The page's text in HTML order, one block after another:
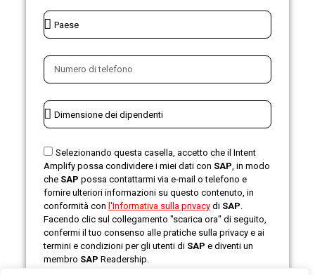
Selezionando questa casella, accetto che il Intent
Amplify possa condividere i miei dati con SAP, in modo
che SAP possa contattarmi via e-mail o telefono e
fornire ulteriori informazioni su questo contenuto, in
conformità con l'Informativa sulla privacydi SAP.
Facendo clic sul collegamento "scarica ora" di seguito,
confermi il tuo consenso alle pratiche sulla privacy e ai
termini e condizioni per gli utenti di SAP e diventi un
membro SAP Readership.